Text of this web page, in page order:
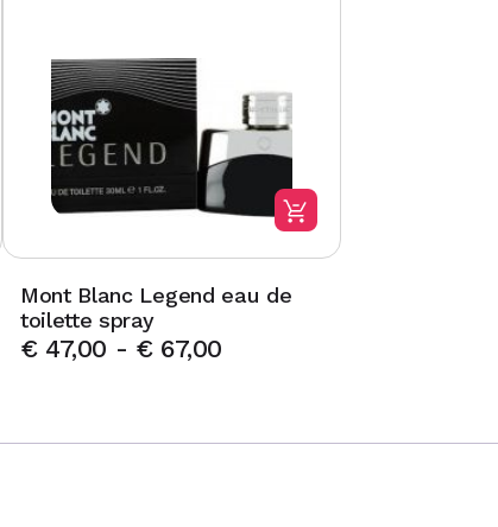
Mont Blanc Legend eau de
toilette spray
€47,00 - €67,00